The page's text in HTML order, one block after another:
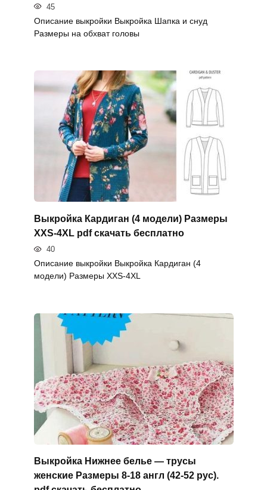
45
Описание выкройки Выкройка Шапка и снуд
Размеры на обхват головы
Выкройка Кардиган (4 модели) Размеры
XXS-4XL pdf скачать бесплатно
40
Описание выкройки Выкройка Кардиган (4
модели) Размеры XXS-4XL
Выкройка Нижнее белье — трусы
женские Размеры 8-18 англ (42-52 рус).